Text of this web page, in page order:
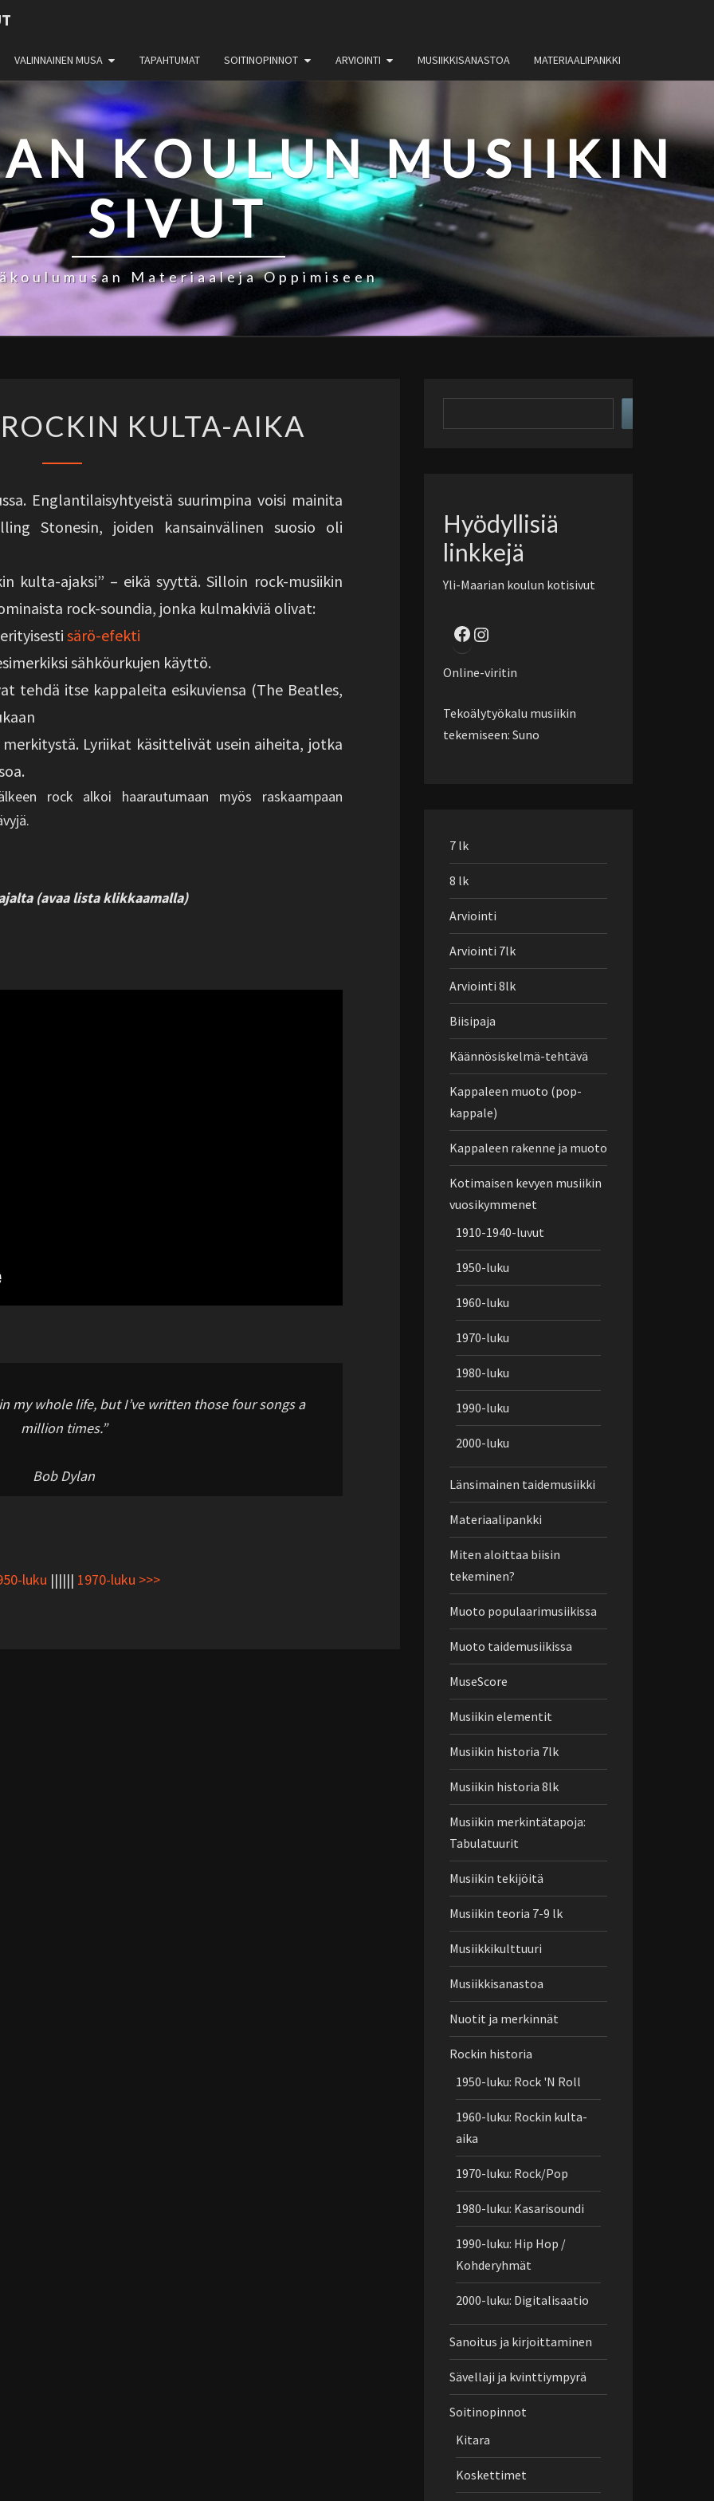
VALINNAINEN MUSA TAPAHTUMAT SOITINOPINNOT ARVIOINTI MUSIIKKISANASTOA MATERIAALIPANKKI
KOULUN MUSIIKIN
SIVUT
Materiaaleja Oppimiseen
LUKU:
AIKA
KULTA-AIKA
Englantilaisyhtyeistä suurimpina voisi mainita
Stonesin, joiden kansainvälinen suosio oli
kulta-ajaksi” – eikä syyttä. Silloin rock-musiikin
rock-soundia, jonka kulmakiviä olivat:
särö-efekti
sähköurkujen käyttö.
tehdä itse kappaleita esikuviensa (The Beatles,
Lyriikat käsittelivät usein aiheita, jotka
rock alkoi haarautumaan myös raskaampaan
(avaa lista klikkaamalla)
my whole life, but I’ve written those four songs a
million times.”
Bob Dylan
luku |||||| 1970-luku >>>
sivustolta
Hyödyllisiä
linkkejä
Yli-Maarian koulun kotisivut
Facebook
Instagram
Online-viritin
Tekoälytyökalu musiikin
tekemiseen: Suno
7 lk
8 lk
Arviointi
Arviointi 7lk
Arviointi 8lk
Biisipaja
Käännösiskelmä-tehtävä
Kappaleen muoto (pop-
kappale)
Kappaleen rakenne ja muoto
Kotimaisen kevyen musiikin
vuosikymmenet
1910-1940-luvut
1950-luku
1960-luku
1970-luku
1980-luku
1990-luku
2000-luku
Länsimainen taidemusiikki
Materiaalipankki
Miten aloittaa biisin
tekeminen?
Muoto populaarimusiikissa
Muoto taidemusiikissa
MuseScore
Musiikin elementit
Musiikin historia 7lk
Musiikin historia 8lk
Musiikin merkintätapoja:
Tabulatuurit
Musiikin tekijöitä
Musiikin teoria 7-9 lk
Musiikkikulttuuri
Musiikkisanastoa
Nuotit ja merkinnät
Rockin historia
1950-luku: Rock 'N Roll
1960-luku: Rockin kulta-
aika
1970-luku: Rock/Pop
1980-luku: Kasarisoundi
1990-luku: Hip Hop /
Kohderyhmät
2000-luku: Digitalisaatio
Sanoitus ja kirjoittaminen
Sävellaji ja kvinttiympyrä
Soitinopinnot
Kitara
Koskettimet